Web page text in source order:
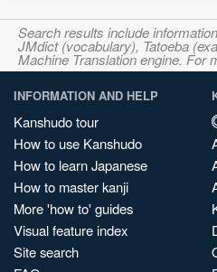
Search results include
JMdict (vocabulary), Tatoeba
Machine Translation engine. For
INFORMATION AND HELP
Kanshudo tour
How to use Kanshudo
How to learn Japanese
How to master kanji
More 'how to' guides
Visual feature index
Site search